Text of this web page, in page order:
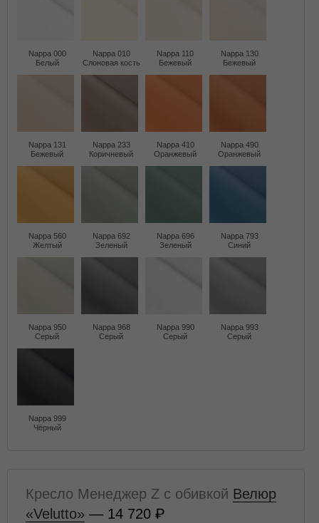
Nappa 000
Белый
Nappa 010
Слоновая кость
Nappa 110
Бежевый
Nappa 130
Бежевый
Nappa 131
Бежевый
Nappa 233
Коричневый
Nappa 410
Оранжевый
Nappa 490
Оранжевый
Nappa 560
Желтый
Nappa 692
Зеленый
Nappa 696
Зеленый
Nappa 793
Синий
Nappa 950
Серый
Nappa 968
Серый
Nappa 990
Серый
Nappa 993
Серый
Nappa 999
Чёрный
Кресло Менеджер Z с обивкой Велюр
«Velutto» — 14 720